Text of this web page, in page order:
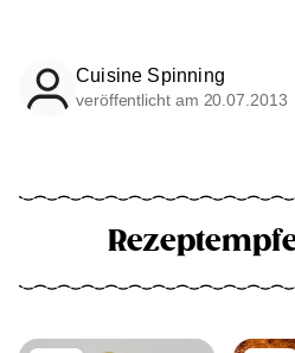
Cuisine Spinning
veröffentlicht am 20.07.2013